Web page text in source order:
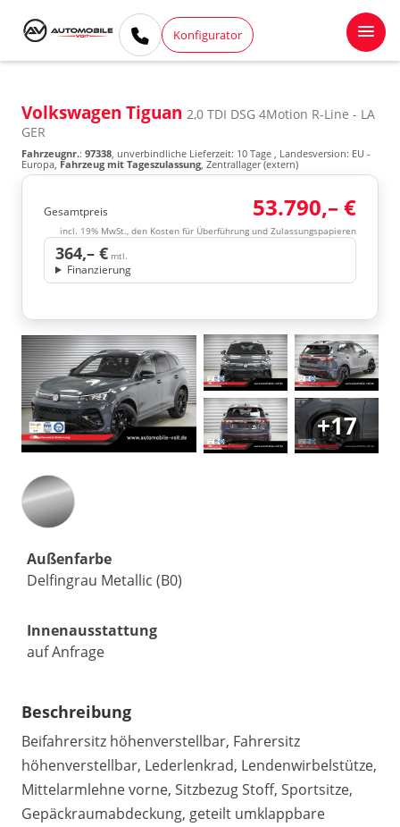
Konfigurator
Volkswagen Tiguan 2,0 TDI DSG 4Motion R-Line - LA
GER
Fahrzeugnr.: 97338, unverbindliche Lieferzeit: 10 Tage , Landesversion: EU -
Europa, Fahrzeug mit Tageszulassung, Zentrallager (extern)
Gesamtpreis 53.790,– €
incl. 19% MwSt., den Kosten für Überführung und Zulassungspapieren
364,– € mtl.
Finanzierung
+17
Außenfarbe
Delfingrau Metallic (B0)
Innenausstattung
auf Anfrage
Beschreibung
Beifahrersitz höhenverstellbar, Fahrersitz
höhenverstellbar, Lederlenkrad, Lendenwirbelstütze,
Mittelarmlehne vorne, Sitzbezug Stoff, Sportsitze,
Gepäckraumabdeckung, geteilt umklappbare